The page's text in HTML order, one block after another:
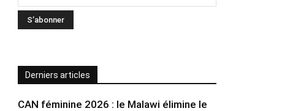
Derniers articles
CAN féminine 2026 : le Malawi élimine le